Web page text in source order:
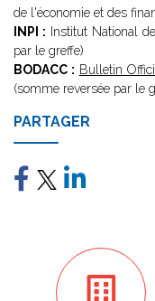
de l'économie et des
INPI : Institut National
par le greffe)
BODACC : Bulletin
(somme reversée par le
PARTAGER